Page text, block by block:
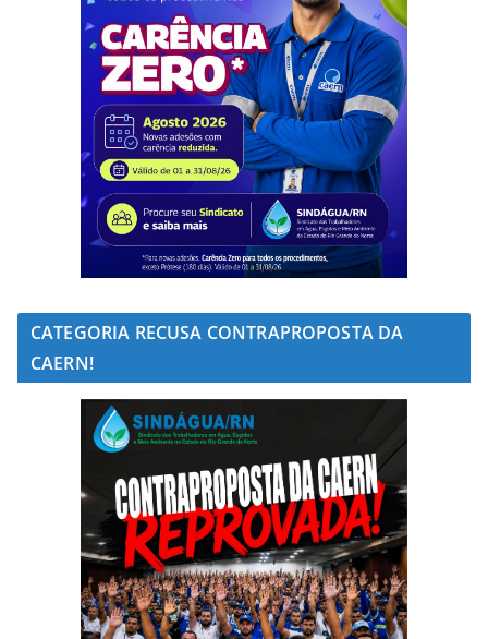
CATEGORIA RECUSA CONTRAPROPOSTA DA
CAERN!